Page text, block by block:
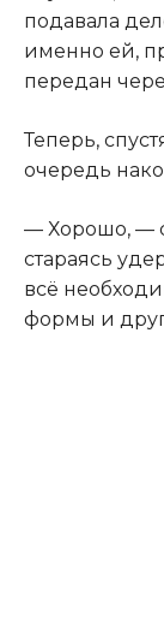
подавала
именно ей,
передан
Теперь,
очередь
— Хорошо, —
стараясь
всё
формы и